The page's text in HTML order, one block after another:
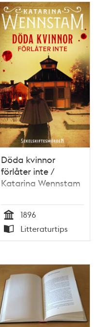
Döda kvinnor
förlåter inte /
Katarina Wennstam
Tid
1896
Typ
Litteraturtips